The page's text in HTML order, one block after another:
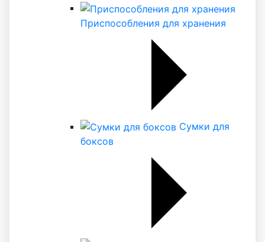
Приспособления для хранения
Сумки для
боксов